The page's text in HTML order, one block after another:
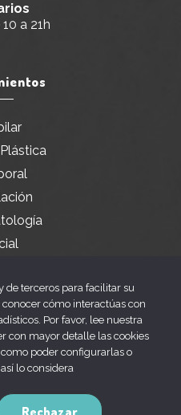
a 21h
legal
privacidad
de terceros para facilitar su
cómo interactúas con
Por favor, lee nuestra
con mayor detalle las cookies
poder configurarlas o
lo considera
Rechazar